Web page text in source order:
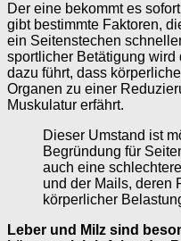
Der eine bekommt es
gibt bestimmte Faktoren,
ein Seitenstechen
sportlicher Betätigung
dazu führt, dass
Organen zu einer
Muskulatur erfährt.
Dieser Umstand ist
Begründung für
auch eine
und der Mails, deren
körperlicher
Leber und Milz sind